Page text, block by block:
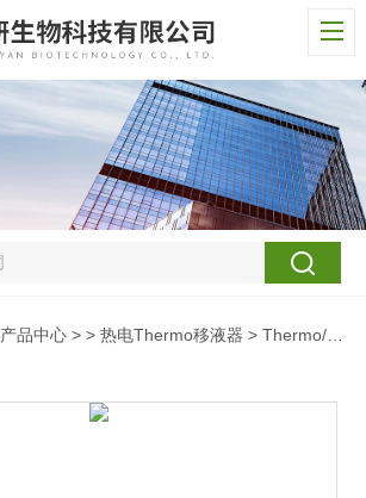
产品中心 > >热电Thermo移液器 > Thermo/热电Finnpipette F2单道可变量程移液器